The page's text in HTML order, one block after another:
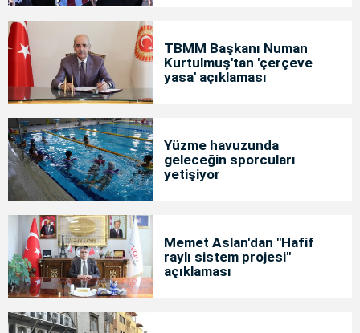
TBMM Başkanı Numan
Kurtulmuş'tan 'çerçeve
yasa' açıklaması
Yüzme havuzunda
geleceğin sporcuları
yetişiyor
Memet Aslan'dan "Hafif
raylı sistem projesi"
açıklaması